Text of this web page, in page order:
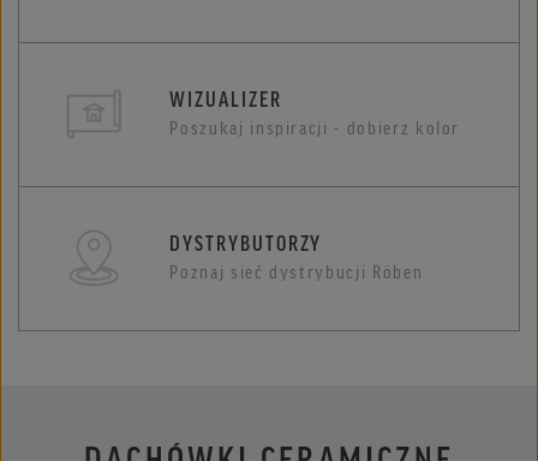
WIZUALIZER
Poszukaj inspiracji - dobierz kolor
DYSTRYBUTORZY
Poznaj sieć dystrybucji Röben